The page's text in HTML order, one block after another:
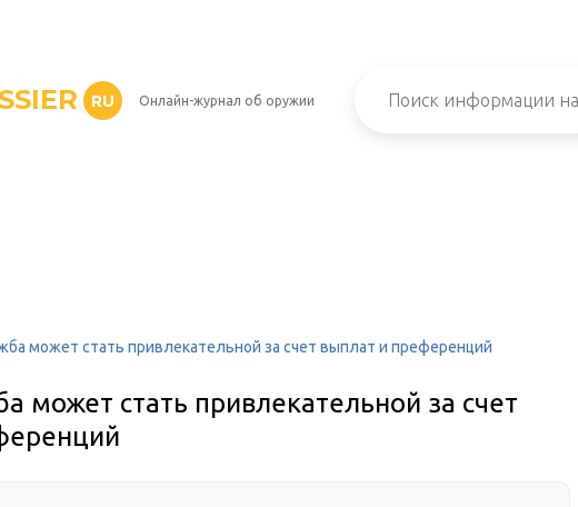
RU Онлайн-журнал об оружии
может стать привлекательной за счет выплат и преференций
может стать привлекательной за счет